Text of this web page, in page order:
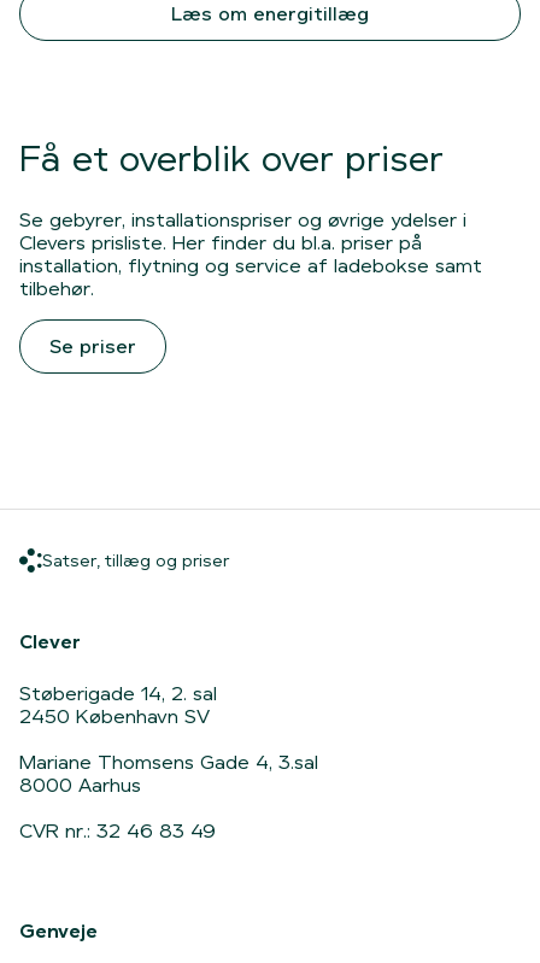
Læs om energitillæg
Få et overblik over priser
Se gebyrer, installationspriser og øvrige ydelser i
Clevers prisliste. Her finder du bl.a. priser på
installation, flytning og service af ladebokse samt
tilbehør.
Se priser
Satser, tillæg og priserSatser, tillæg og priser
Clever
Støberigade 14, 2. sal
2450 København SV
Mariane Thomsens Gade 4, 3.sal
8000 Aarhus
CVR nr.: 32 46 83 49
Genveje